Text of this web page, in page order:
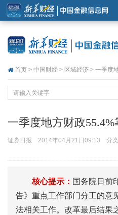
首页 > 中国财经 > 区域经济 > 一季度
一季度地方财政
证券日报 2014年04月21日09:13 分类
核心提示： 国务院日前
告》重点工作部门分工的意
法相关工作。改革最后结果